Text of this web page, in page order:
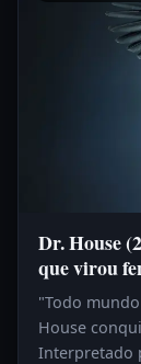
Dr. House
que virou
"Todo
House
Interpretado